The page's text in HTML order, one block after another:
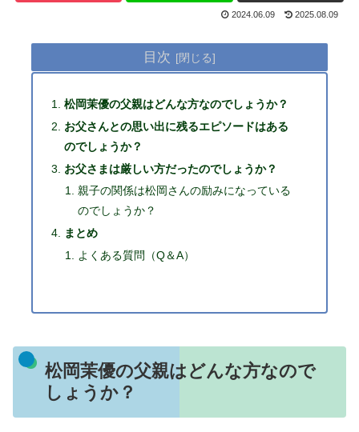
2024.06.09 2025.08.09
目次
松岡茉優の父親はどんな方なのでしょうか？
お父さんとの思い出に残るエピソードはある
のでしょうか？
お父さまは厳しい方だったのでしょうか？
親子の関係は松岡さんの励みになっている
のでしょうか？
まとめ
よくある質問（Q＆A）
松岡茉優の父親はどんな方なので
しょうか？